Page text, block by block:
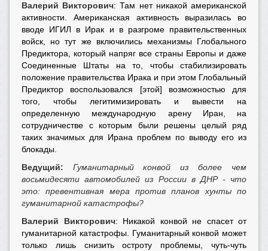
Валерий Викторович: Там нет никакой американской
активности. Американская активность выразилась во
вводе ИГИЛ в Ирак и в разгроме правительственных
войск, но тут же включились механизмы Глобального
Предиктора, который напряг все страны Европы и даже
Соединенные Штаты на то, чтобы стабилизировать
положение правительства Ирака и при этом Глобальный
Предиктор воспользовался [этой] возможностью для
того, чтобы легитимизировать и вывести на
определенную международную арену Иран, на
сотрудничестве с которым были решены целый ряд
таких значимых для Ирана проблем по выводу его из
блокады.
Ведущий:
Гуманитарный конвой из более чем
восьмидесяти автомобилей из России в ДНР - что
это: превентивная мера против планов хунты по
гуманитарной катастрофы?
Валерий Викторович: Никакой конвой не спасет от
гуманитарной катастрофы. Гуманитарный конвой может
только лишь снизить остроту проблемы, чуть-чуть